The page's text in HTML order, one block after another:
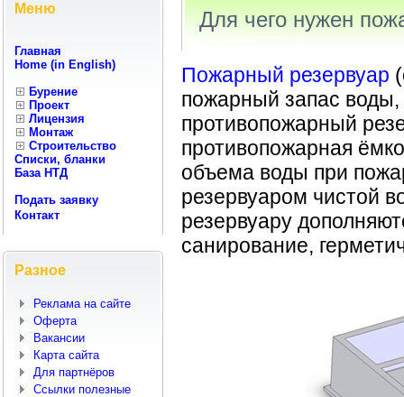
Меню
Главная
Home (in English)
Бурение
Проект
Лицензия
Монтаж
Строительство
Списки, бланки
База НТД
Подать заявку
Контакт
Разное
Реклама на сайте
Оферта
Вакансии
Карта сайта
Для партнёров
Ссылки полезные
Для чего нужен
Пожарный резервуар
пожарный запас
противопожарный
противопожарная
объема воды при
резервуаром чистой
резервуару
санирование,